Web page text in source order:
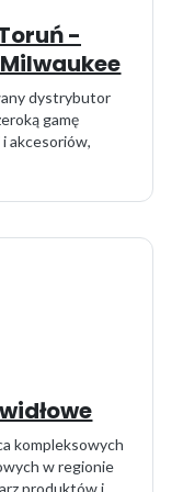
-
dystrybutor
gamę
akcesoriów,
kompleksowych
w regionie
produktów i